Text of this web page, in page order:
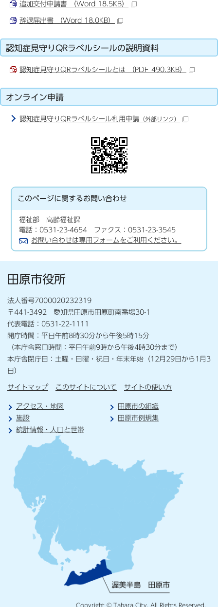
追加交付申請書 （Word 18.5KB）
辞退届出書 （Word 18.0KB）
認知症見守りQRラベルシールの説明資料
認知症見守りQRラベルシールとは （PDF 490.3KB）
オンライン申請
認知症見守りQRラベルシール利用申請 （外部リンク）
このページに関するお問い合わせ
福祉部 高齢福祉課
電話：0531-23-4654 ファクス：0531-23-3545
お問い合わせは専用フォームをご利用ください。
田原市役所
法人番号7000020232319
〒441-3492 愛知県田原市田原町南番場30-1
代表電話：0531-22-1111
開庁時間：平日午前8時30分から午後5時15分
（本庁舎窓口時間：平日午前9時から午後4時30分まで）
本庁舎閉庁日：土曜・日曜・祝日・年末年始（12月29日から1月3
日）
サイトマップ このサイトについて サイトの使い方
アクセス・地図
田原市の組織
施設
田原市例規集
統計情報・人口と世帯
Copyright © Tahara City. All Rights Reserved.